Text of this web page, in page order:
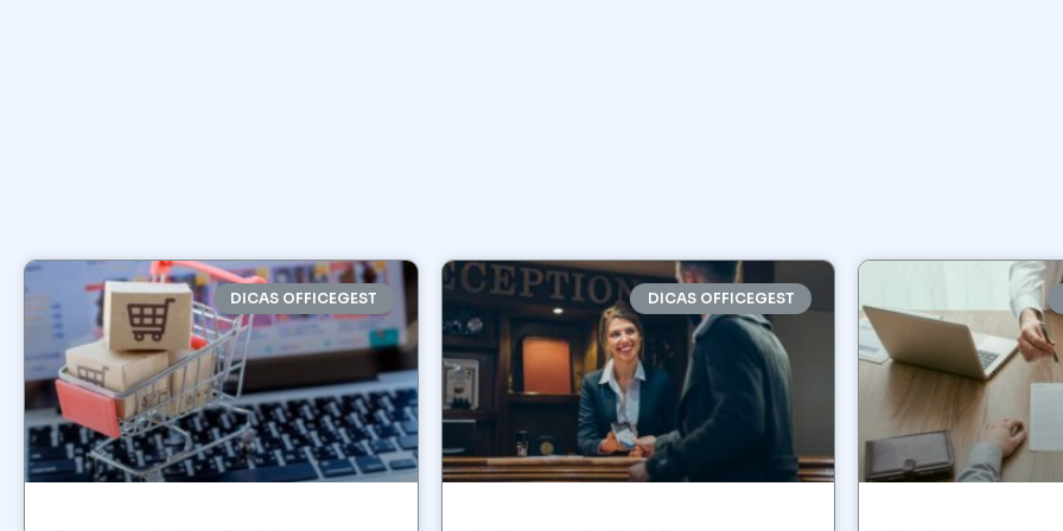
DICAS OFFICEGEST DICAS OFFICEGEST